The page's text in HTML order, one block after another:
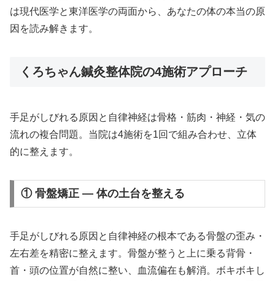
は現代医学と東洋医学の両面から、あなたの体の本当の原
因を読み解きます。
くろちゃん鍼灸整体院の4施術アプローチ
手足がしびれる原因と自律神経は骨格・筋肉・神経・気の
流れの複合問題。当院は4施術を1回で組み合わせ、立体
的に整えます。
① 骨盤矯正 — 体の土台を整える
手足がしびれる原因と自律神経の根本である骨盤の歪み・
左右差を精密に整えます。骨盤が整うと上に乗る背骨・
首・頭の位置が自然に整い、血流偏在も解消。ボキボキし